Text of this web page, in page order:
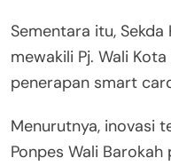
Sementara itu,
mewakili Pj. Wali
penerapan smart
Menurutnya, inovasi
Ponpes Wali